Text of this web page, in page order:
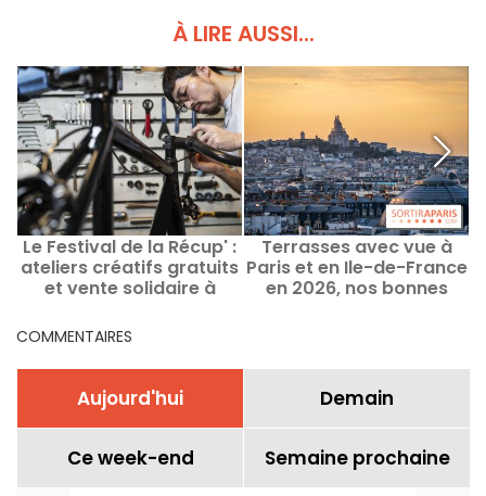
À LIRE AUSSI...
Le Festival de la Récup' :
ateliers créatifs gratuits
et vente solidaire à
Terrasses avec vue à
Paris et en Ile-de-France
en 2026, nos bonnes
COMMENTAIRES
Aujourd'hui Demain
Ce week-end Semaine prochaine